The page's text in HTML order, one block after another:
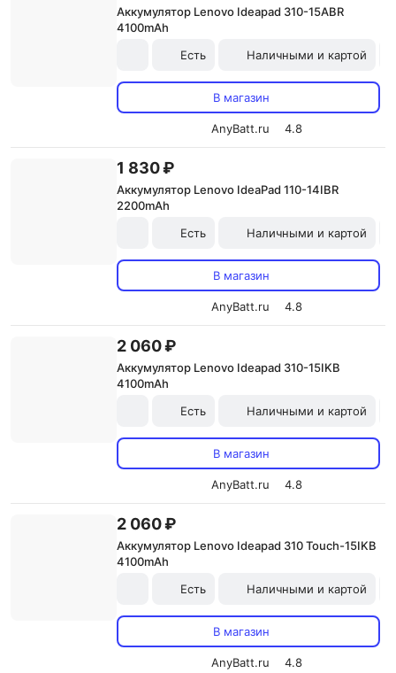
Аккумулятор Lenovo Ideapad 310-15ABR
4100mAh
Есть
Наличными и картой
В магазин
AnyBatt.ru 4.8
1 830 ₽
Аккумулятор Lenovo IdeaPad 110-14IBR
2200mAh
Есть
Наличными и картой
В магазин
AnyBatt.ru 4.8
2 060 ₽
Аккумулятор Lenovo Ideapad 310-15IKB
4100mAh
Есть
Наличными и картой
В магазин
AnyBatt.ru 4.8
2 060 ₽
Аккумулятор Lenovo Ideapad 310 Touch-15IKB
4100mAh
Есть
Наличными и картой
В магазин
AnyBatt.ru 4.8